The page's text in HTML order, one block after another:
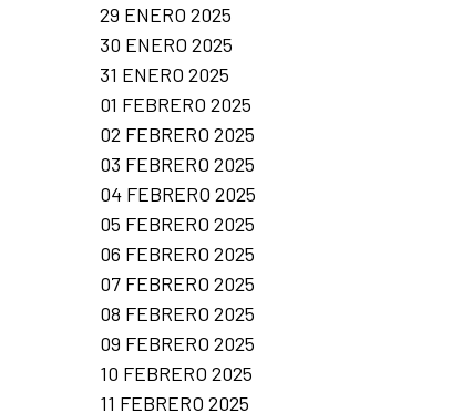
29 ENERO 2025
30 ENERO 2025
31 ENERO 2025
01 FEBRERO 2025
02 FEBRERO 2025
03 FEBRERO 2025
04 FEBRERO 2025
05 FEBRERO 2025
06 FEBRERO 2025
07 FEBRERO 2025
08 FEBRERO 2025
09 FEBRERO 2025
10 FEBRERO 2025
11 FEBRERO 2025